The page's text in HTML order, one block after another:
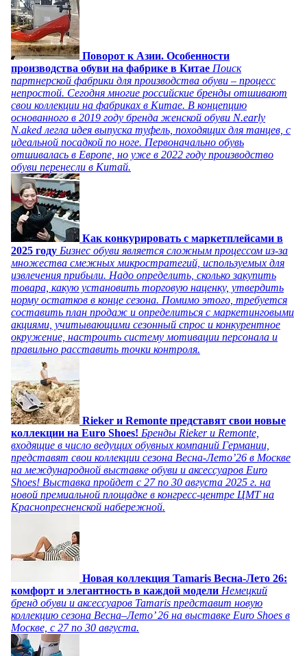
Поворот к Азии. Особенности
производства обуви на фабрике в Китае Поиск
партнерской фабрики для производства обуви – процесс
непростой. Сегодня многие российские бренды отшивают
свои коллекции на фабриках в Китае. В концепцию
основанного в 2019 году бренда женской обуви N.early
N.aked легла идея выпуска туфель, походящих для танцев, с
идеальной посадкой по ноге. Первоначально обувь
отшивалась в Европе, но уже в 2022 году производство
обуви перенесли в Китай.
Как конкурировать с маркетплейсами в
2025 году Бизнес обуви является сложным процессом из-за
множества смежных микростратегий, используемых для
извлечения прибыли. Надо определить, сколько закупить
товара, какую установить торговую наценку, утвердить
норму остатков в конце сезона. Помимо этого, требуется
составить план продаж и определиться с маркетинговыми
акциями, учитывающими сезонный спрос и конкурентное
окружение, настроить систему мотивации персонала и
правильно расставить точки контроля.
Rieker и Remonte представят свои новые
коллекции на Euro Shoes! Бренды Rieker и Remonte,
входящие в число ведущих обувных компаний Германии,
представят свои коллекции сезона Весна-Лето’26 в Москве
на международной выставке обуви и аксессуаров Euro
Shoes! Выставка пройдет c 27 по 30 августа 2025 г. на
новой премиальной площадке в конгресс-центре ЦМТ на
Краснопресненской набережной.
Новая коллекция Tamaris Весна-Лето 26:
комфорт и элегантность в каждой модели Немецкий
бренд обуви и аксессуаров Tamaris представит новую
коллекцию сезона Весна–Лето’ 26 на выставке Euro Shoes в
Москве, с 27 по 30 августа.